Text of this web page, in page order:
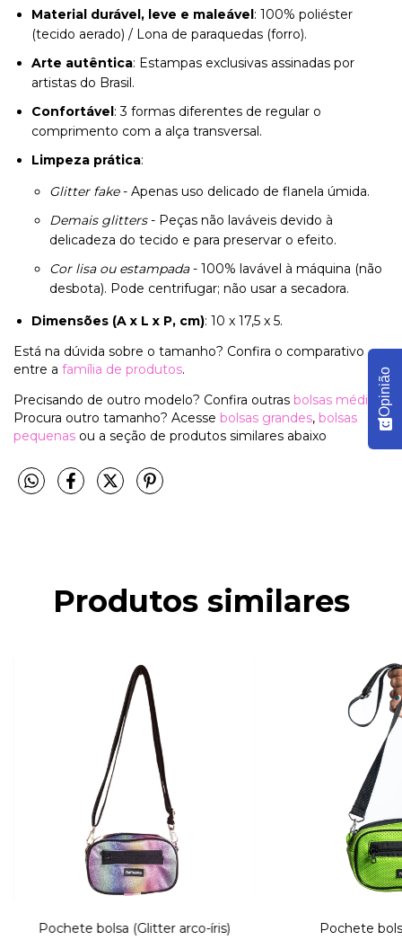
Material durável, leve e maleável: 100% poliéster
(tecido aerado) / Lona de paraquedas (forro).
Arte autêntica: Estampas exclusivas assinadas por
artistas do Brasil.
Confortável: 3 formas diferentes de regular o
comprimento com a alça transversal.
Limpeza prática:
Glitter fake- Apenas uso delicado de flanela úmida.
Demais glitters- Peças não laváveis devido à
delicadeza do tecido e para preservar o efeito.
Cor lisa ou estampada- 100% lavável à máquina (não
desbota). Pode centrifugar; não usar a secadora.
Dimensões (A x L x P, cm): 10 x 17,5 x 5.
Está na dúvida sobre o tamanho? Confira o comparativo
entre a família de produtos.
Precisando de outro modelo? Confira outras bolsas médias.
Procura outro tamanho? Acesse bolsas grandes, bolsas
pequenas ou a seção de produtos similares abaixo
Produtos similares
Pochete bolsa (Glitter arco-íris) Pochete
Opinião